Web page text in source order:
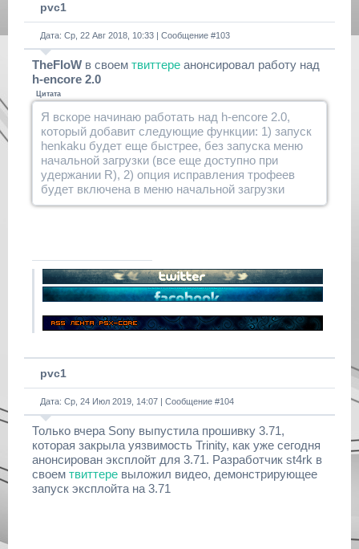
pvc1
Дата: Ср, 22 Авг 2018, 10:33 | Сообщение #103
TheFloW в своем твиттере анонсировал работу над
h-encore 2.0
Цитата
Я вскоре начинаю работать над h-encore 2.0,
который добавит следующие функции: 1) запуск
henkaku будет еще быстрее, без запуска меню
начальной загрузки (все еще доступно при
удержании R), 2) опция исправления трофеев
будет включена в меню начальной загрузки
pvc1
Дата: Ср, 24 Июл 2019, 14:07 | Сообщение #104
Только вчера Sony выпустила прошивку 3.71,
которая закрыла уязвимость Trinity, как уже сегодня
анонсирован эксплойт для 3.71. Разработчик st4rk в
своем твиттере выложил видео, демонстрирующее
запуск эксплойта на 3.71